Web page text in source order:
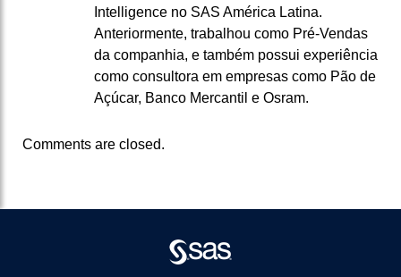
Intelligence no SAS América Latina.
Anteriormente, trabalhou como Pré-Vendas
da companhia, e também possui experiência
como consultora em empresas como Pão de
Açúcar, Banco Mercantil e Osram.
Comments are closed.